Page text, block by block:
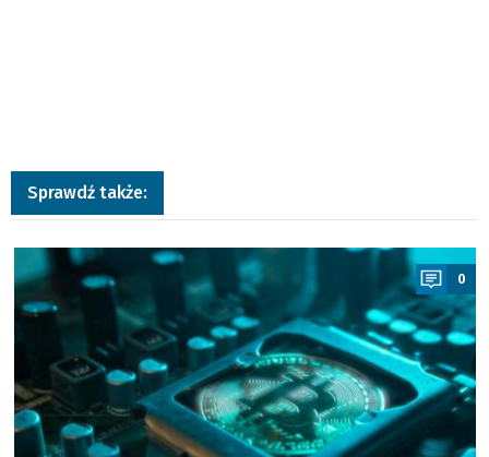
Sprawdź także:
a
0